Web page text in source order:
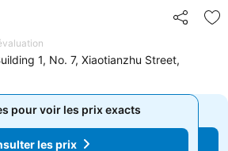
Partager
1, No. 7, Xiaotianzhu Street,
pour voir les prix exacts
les prix
pour voir les prix exacts
les prix